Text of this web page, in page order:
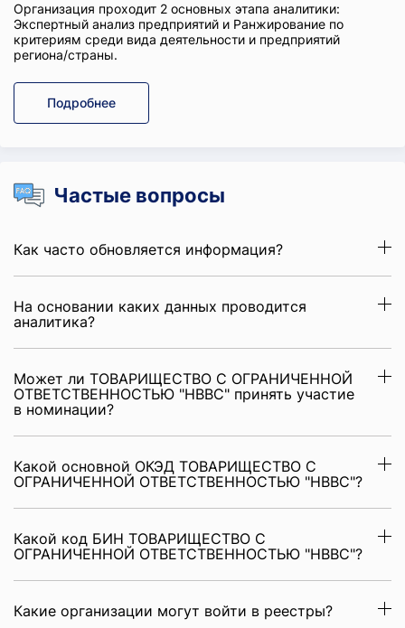
Организация проходит 2 основных этапа аналитики:
Экспертный анализ предприятий и Ранжирование по
критериям среди вида деятельности и предприятий
региона/страны.
Подробнее
Частые вопросы
Как часто обновляется информация?
На основании каких данных проводится
аналитика?
Может ли ТОВАРИЩЕСТВО С ОГРАНИЧЕННОЙ
ОТВЕТСТВЕННОСТЬЮ "HBBC" принять участие
в номинации?
Какой основной ОКЭД ТОВАРИЩЕСТВО С
ОГРАНИЧЕННОЙ ОТВЕТСТВЕННОСТЬЮ "HBBC"?
Какой код БИН ТОВАРИЩЕСТВО С
ОГРАНИЧЕННОЙ ОТВЕТСТВЕННОСТЬЮ "HBBC"?
Какие организации могут войти в реестры?